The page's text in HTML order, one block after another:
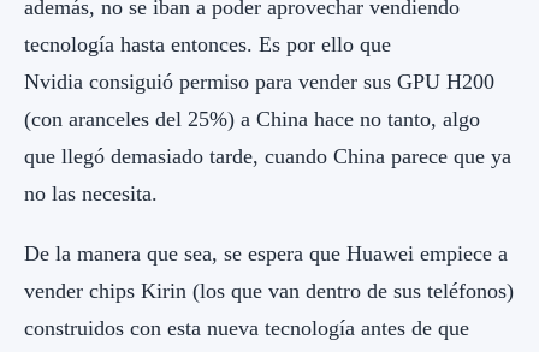
además, no se iban a poder aprovechar vendiendo
tecnología hasta entonces. Es por ello que
Nvidia consiguió permiso para vender sus GPU H200
(con aranceles del 25%) a China hace no tanto, algo
que llegó demasiado tarde, cuando China parece que ya
no las necesita.
De la manera que sea, se espera que Huawei empiece a
vender chips Kirin (los que van dentro de sus teléfonos)
construidos con esta nueva tecnología antes de que